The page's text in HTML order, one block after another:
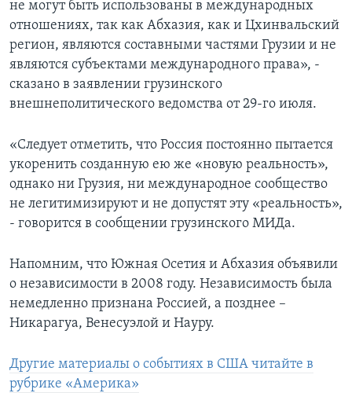
не могут быть использованы в международных
отношениях, так как Абхазия, как и Цхинвальский
регион, являются составными частями Грузии и не
являются субъектами международного права», -
сказано в заявлении грузинского
внешнеполитического ведомства от 29-го июля.
«Следует отметить, что Россия постоянно пытается
укоренить созданную ею же «новую реальность»,
однако ни Грузия, ни международное сообщество
не легитимизируют и не допустят эту «реальность»,
- говорится в сообщении грузинского МИДа.
Напомним, что Южная Осетия и Абхазия объявили
о независимости в 2008 году. Независимость была
немедленно признана Россией, а позднее –
Никарагуа, Венесуэлой и Науру.
Другие материалы о событиях в США читайте в
рубрике «Америка»